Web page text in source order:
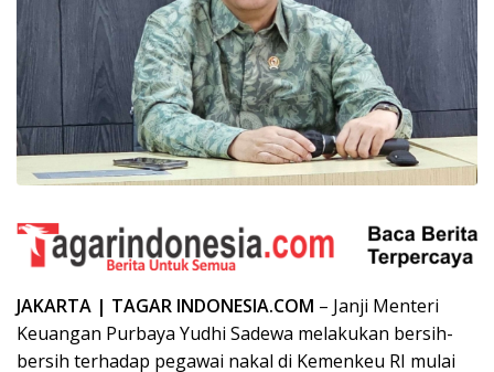
JAKARTA | TAGAR INDONESIA.COM – Janji Menteri
Keuangan Purbaya Yudhi Sadewa melakukan bersih-
bersih terhadap pegawai nakal di Kemenkeu RI mulai